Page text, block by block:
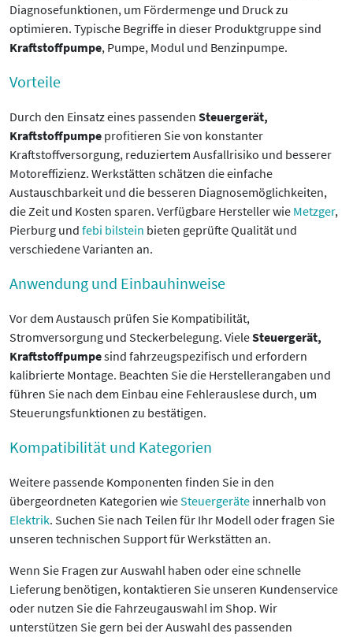
Diagnosefunktionen, um Fördermenge und Druck zu
optimieren. Typische Begriffe in dieser Produktgruppe sind
Kraftstoffpumpe, Pumpe, Modul und Benzinpumpe.
Vorteile
Durch den Einsatz eines passenden Steuergerät,
Kraftstoffpumpe profitieren Sie von konstanter
Kraftstoffversorgung, reduziertem Ausfallrisiko und besserer
Motoreffizienz. Werkstätten schätzen die einfache
Austauschbarkeit und die besseren Diagnosemöglichkeiten,
die Zeit und Kosten sparen. Verfügbare Hersteller wie Metzger,
Pierburg und febi bilstein bieten geprüfte Qualität und
verschiedene Varianten an.
Anwendung und Einbauhinweise
Vor dem Austausch prüfen Sie Kompatibilität,
Stromversorgung und Steckerbelegung. VieleSteuergerät,
Kraftstoffpumpesind fahrzeugspezifisch und erfordern
kalibrierte Montage. Beachten Sie die Herstellerangaben und
führen Sie nach dem Einbau eine Fehlerauslese durch, um
Steuerungsfunktionen zu bestätigen.
Kompatibilität und Kategorien
Weitere passende Komponenten finden Sie in den
übergeordneten Kategorien wieSteuergeräte innerhalb von
Elektrik. Suchen Sie nach Teilen für Ihr Modell oder fragen Sie
unseren technischen Support für Werkstätten an.
Wenn Sie Fragen zur Auswahl haben oder eine schnelle
Lieferung benötigen, kontaktieren Sie unseren Kundenservice
oder nutzen Sie die Fahrzeugauswahl im Shop. Wir
unterstützen Sie gern bei der Auswahl des passenden